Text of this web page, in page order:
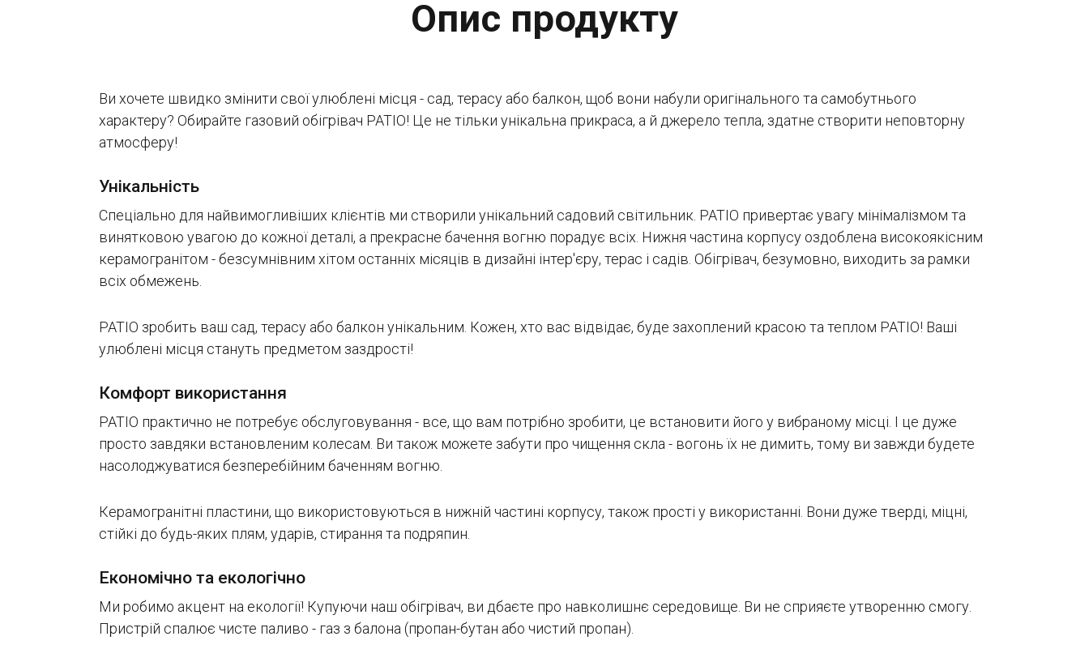
Опис продукту
Ви хочете швидко змінити свої улюблені місця - сад, терасу або балкон, щоб вони набули оригінального та самобутнього
характеру? Обирайте газовий обігрівач PATIO! Це не тільки унікальна прикраса, а й джерело тепла, здатне створити неповторну
атмосферу!
Унікальність
Спеціально для найвимогливіших клієнтів ми створили унікальний садовий світильник. PATIO привертає увагу мінімалізмом та
винятковою увагою до кожної деталі, а прекрасне бачення вогню порадує всіх. Нижня частина корпусу оздоблена високоякісним
керамогранітом - безсумнівним хітом останніх місяців в дизайні інтер'єру, терас і садів. Обігрівач, безумовно, виходить за рамки
всіх обмежень.
PATIO зробить ваш сад, терасу або балкон унікальним. Кожен, хто вас відвідає, буде захоплений красою та теплом PATIO! Ваші
улюблені місця стануть предметом заздрості!
Комфорт використання
PATIO практично не потребує обслуговування - все, що вам потрібно зробити, це встановити його у вибраному місці. І це дуже
просто завдяки встановленим колесам. Ви також можете забути про чищення скла - вогонь їх не димить, тому ви завжди будете
насолоджуватися безперебійним баченням вогню.
Керамогранітні пластини, що використовуються в нижній частині корпусу, також прості у використанні. Вони дуже тверді, міцні,
стійкі до будь-яких плям, ударів, стирання та подряпин.
Економічно та екологічно
Ми робимо акцент на екології! Купуючи наш обігрівач, ви дбаєте про навколишнє середовище. Ви не сприяєте утворенню смогу.
Пристрій спалює чисте паливо - газ з балона (пропан-бутан або чистий пропан).